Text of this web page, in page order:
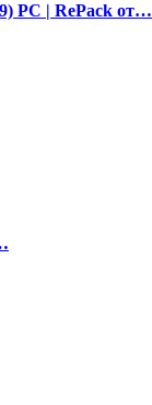
PC | RePack от…